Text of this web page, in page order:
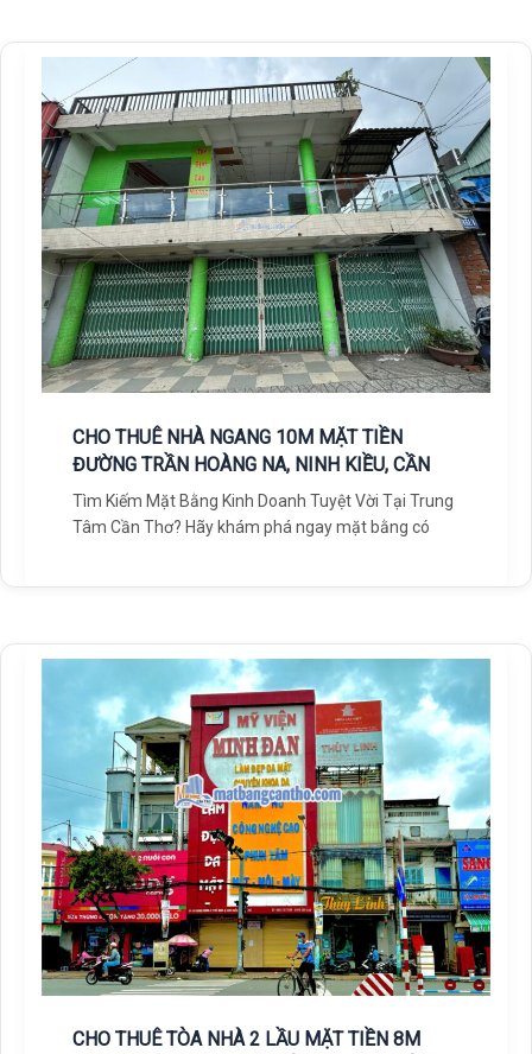
CHO THUÊ NHÀ NGANG 10M MẶT TIỀN
ĐƯỜNG TRẦN HOÀNG NA, NINH KIỀU, CẦN
Tìm Kiếm Mặt Bằng Kinh Doanh Tuyệt Vời Tại Trung
Tâm Cần Thơ? Hãy khám phá ngay mặt bằng có
CHO THUÊ TÒA NHÀ 2 LẦU MẶT TIỀN 8M